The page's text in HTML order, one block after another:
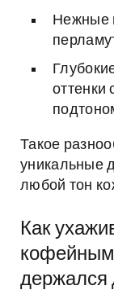
Нежные
оттенки
Такое
уникальные
любой тон
Как
держался